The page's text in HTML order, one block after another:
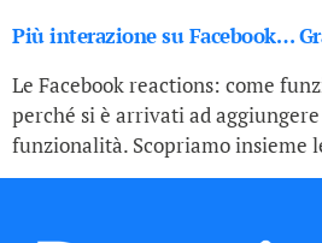
Più interazione su Facebook…
Le Facebook reactions: come
perché si è arrivati ad
funzionalità. Scopriamo insieme